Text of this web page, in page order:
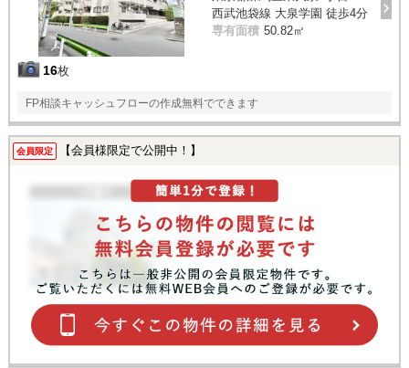
16枚
西武池袋線 大泉学園 徒歩4分
専有面積 50.82㎡
FP相談キャッシュフローの作成無料でできます
会員限定 【会員様限定で公開中！】